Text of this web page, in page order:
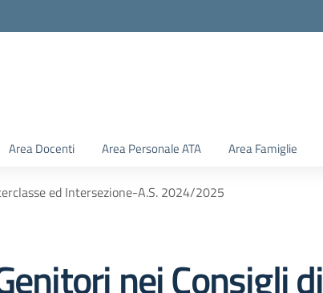
Area Docenti Area Personale ATA Area Famiglie
ed Intersezione-A.S. 2024/2025
nei Consigli di